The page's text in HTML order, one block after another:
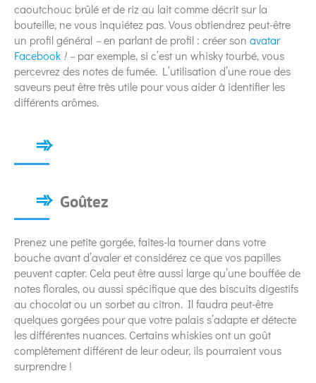
caoutchouc brûlé et de riz au lait comme décrit sur la
bouteille, ne vous inquiétez pas. Vous obtiendrez peut-être
un profil général –en parlant de profil : créer son avatar
Facebook ! –par exemple, si c’est un whisky tourbé, vous
percevrez des notes de fumée. L’utilisation d’une roue des
saveurs peut être très utile pour vous aider à identifier les
différents arômes.
Goûtez
Prenez une petite gorgée, faites-la tourner dans votre
bouche avant d’avaler et considérez ce que vos papilles
peuvent capter. Cela peut être aussi large qu’une bouffée de
notes florales, ou aussi spécifique que des biscuits digestifs
au chocolat ou un sorbet au citron. Il faudra peut-être
quelques gorgées pour que votre palais s’adapte et détecte
les différentes nuances. Certains whiskies ont un goût
complètement différent de leur odeur, ils pourraient vous
surprendre !